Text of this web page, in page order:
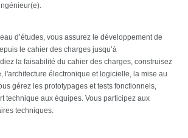
d’études, vous assurez le développement de
le cahier des charges jusqu’à
la faisabilité du cahier des charges, construisez
l'architecture électronique et logicielle, la mise au
gérez les prototypages et tests fonctionnels,
technique aux équipes. Vous participez aux
techniques.